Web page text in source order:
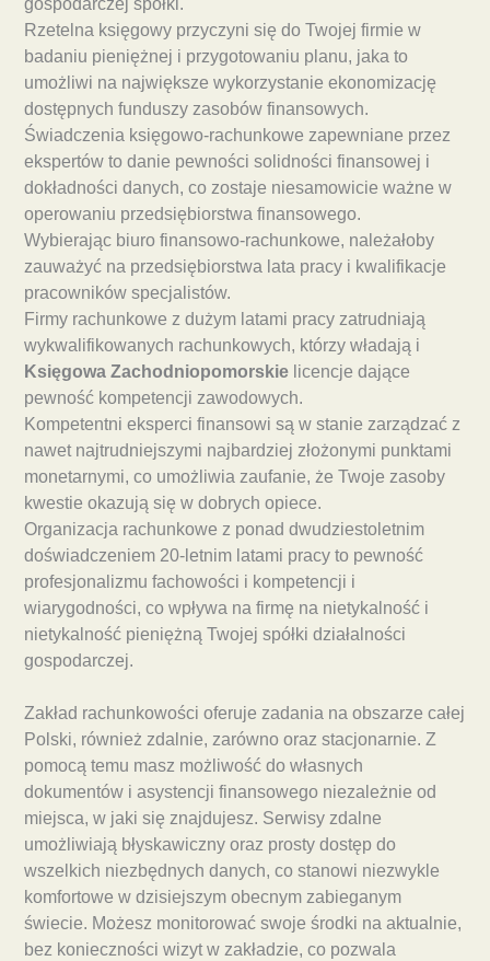
Rzetelna księgowy przyczyni się do Twojej firmie w
badaniu pieniężnej i przygotowaniu planu, jaka to
umożliwi na największe wykorzystanie ekonomizację
dostępnych funduszy zasobów finansowych.
Świadczenia księgowo-rachunkowe zapewniane przez
ekspertów to danie pewności solidności finansowej i
dokładności danych, co zostaje niesamowicie ważne w
operowaniu przedsiębiorstwa finansowego.
Wybierając biuro finansowo-rachunkowe, należałoby
zauważyć na przedsiębiorstwa lata pracy i kwalifikacje
pracowników specjalistów.
Firmy rachunkowe z dużym latami pracy zatrudniają
wykwalifikowanych rachunkowych, którzy władają i
Księgowa Zachodniopomorskie licencje dające
pewność kompetencji zawodowych.
Kompetentni eksperci finansowi są w stanie zarządzać z
nawet najtrudniejszymi najbardziej złożonymi punktami
monetarnymi, co umożliwia zaufanie, że Twoje zasoby
kwestie okazują się w dobrych opiece.
Organizacja rachunkowe z ponad dwudziestoletnim
doświadczeniem 20-letnim latami pracy to pewność
profesjonalizmu fachowości i kompetencji i
wiarygodności, co wpływa na firmę na nietykalność i
nietykalność pieniężną Twojej spółki działalności
gospodarczej.
Zakład rachunkowości oferuje zadania na obszarze całej
Polski, również zdalnie, zarówno oraz stacjonarnie. Z
pomocą temu masz możliwość do własnych
dokumentów i asystencji finansowego niezależnie od
miejsca, w jaki się znajdujesz. Serwisy zdalne
umożliwiają błyskawiczny oraz prosty dostęp do
wszelkich niezbędnych danych, co stanowi niezwykle
komfortowe w dzisiejszym obecnym zabieganym
świecie. Możesz monitorować swoje środki na aktualnie,
bez konieczności wizyt w zakładzie, co pozwala